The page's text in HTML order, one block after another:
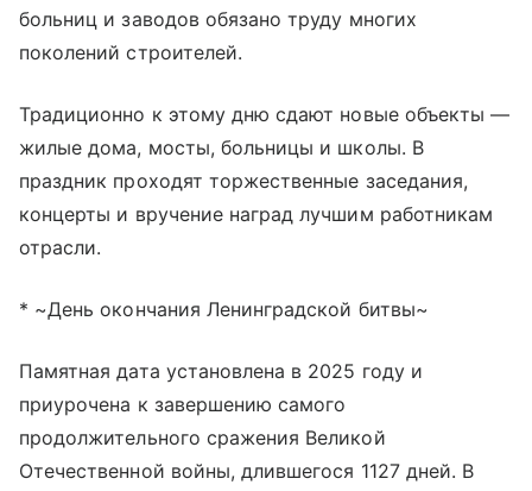
больниц и заводов обязано труду многих
поколений строителей.
Традиционно к этому дню сдают новые объекты —
жилые дома, мосты, больницы и школы. В
праздник проходят торжественные заседания,
концерты и вручение наград лучшим работникам
отрасли.
* ~День окончания Ленинградской битвы~
Памятная дата установлена в 2025 году и
приурочена к завершению самого
продолжительного сражения Великой
Отечественной войны, длившегося 1127 дней. В